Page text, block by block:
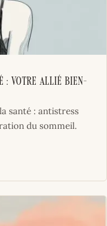
: votre allié bien-
santé : antistress
du sommeil.